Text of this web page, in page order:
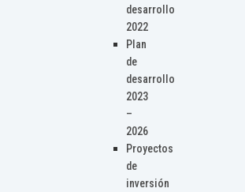
desarrollo
2022
Plan
de
desarrollo
2023
–
2026
Proyectos
de
inversión